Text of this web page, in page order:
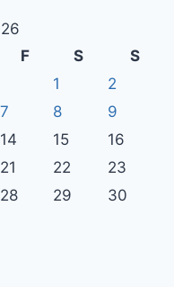
F S
S
1
2
7 8
9
14 15
16
21 22
23
28 29
30